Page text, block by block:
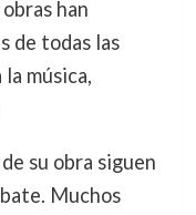
han
de todas las
música,
su obra siguen
Muchos